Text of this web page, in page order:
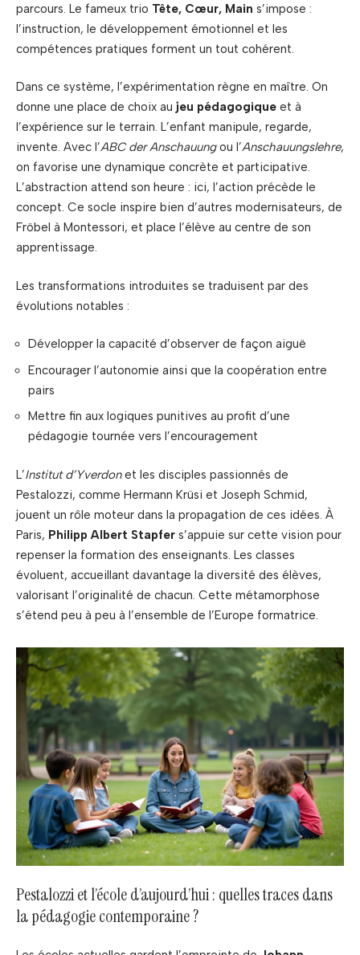
parcours. Le fameux trio Tête, Cœur, Main s’impose :
l’instruction, le développement émotionnel et les
compétences pratiques forment un tout cohérent.
Dans ce système, l’expérimentation règne en maître. On
donne une place de choix au jeu pédagogique et à
l’expérience sur le terrain. L’enfant manipule, regarde,
invente. Avec l’ABC der Anschauungou l’Anschauungslehre,
on favorise une dynamique concrète et participative.
L’abstraction attend son heure : ici, l’action précède le
concept. Ce socle inspire bien d’autres modernisateurs, de
Fröbel à Montessori, et place l’élève au centre de son
apprentissage.
Les transformations introduites se traduisent par des
évolutions notables :
Développer la capacité d’observer de façon aiguë
Encourager l’autonomie ainsi que la coopération entre
pairs
Mettre fin aux logiques punitives au profit d’une
pédagogie tournée vers l’encouragement
L’Institut d’Yverdonet les disciples passionnés de
Pestalozzi, comme Hermann Krüsi et Joseph Schmid,
jouent un rôle moteur dans la propagation de ces idées. À
Paris, Philipp Albert Stapfer s’appuie sur cette vision pour
repenser la formation des enseignants. Les classes
évoluent, accueillant davantage la diversité des élèves,
valorisant l’originalité de chacun. Cette métamorphose
s’étend peu à peu à l’ensemble de l’Europe formatrice.
Pestalozzi et l’école d’aujourd’hui : quelles traces dans
la pédagogie contemporaine ?